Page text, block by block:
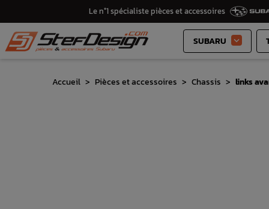
Le n°1 spécialiste pièces et accessoires
SUBARU 
Accueil Pièces et accessoires Chassis links